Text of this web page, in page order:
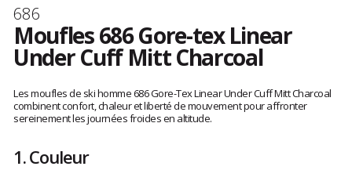
Marque
686
Moufles 686 Gore-tex Linear
Under Cuff Mitt Charcoal
avis
clients
Les moufles de ski homme 686 Gore-Tex Linear Under Cuff Mitt Charcoal
combinent confort, chaleur et liberté de mouvement pour affronter
sereinement les journées froides en altitude.
1.Couleur